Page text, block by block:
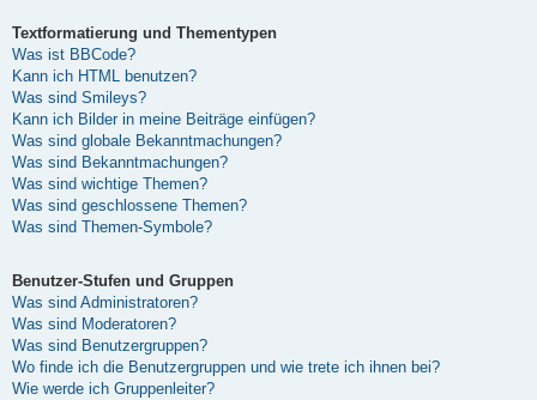
Textformatierung und Thementypen
Was ist BBCode?
Kann ich HTML benutzen?
Was sind Smileys?
Kann ich Bilder in meine Beiträge einfügen?
Was sind globale Bekanntmachungen?
Was sind Bekanntmachungen?
Was sind wichtige Themen?
Was sind geschlossene Themen?
Was sind Themen-Symbole?
Benutzer-Stufen und Gruppen
Was sind Administratoren?
Was sind Moderatoren?
Was sind Benutzergruppen?
Wo finde ich die Benutzergruppen und wie trete ich ihnen bei?
Wie werde ich Gruppenleiter?